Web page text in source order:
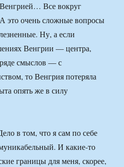
Все вокруг
А это очень сложные вопросы
Ну, а если
Венгрии — центра,
смыслов — с
то Венгрия потеряла
опять же в силу
в том, что я сам по себе
И какие-то
границы для меня, скорее,